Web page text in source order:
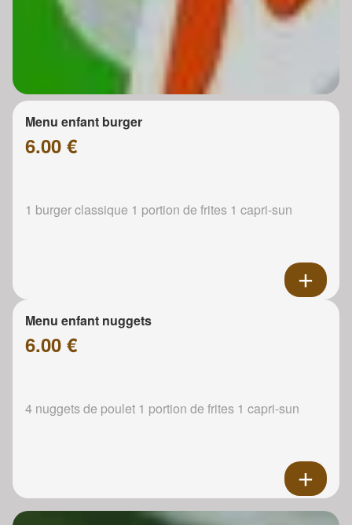
Menu enfant burger
6.00 €
1 burger classique 1 portion de frites 1 capri-sun
Menu enfant nuggets
6.00 €
4 nuggets de poulet 1 portion de frites 1 capri-sun